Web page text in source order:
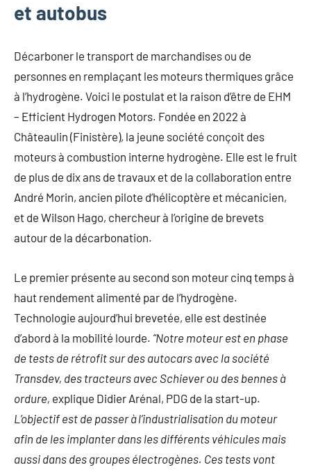
et autobus
Décarboner le transport de marchandises ou de
personnes en remplaçant les moteurs thermiques grâce
à l’hydrogène. Voici le postulat et la raison d’être de EHM
– Efficient Hydrogen Motors. Fondée en 2022 à
Châteaulin (Finistère), la jeune société conçoit des
moteurs à combustion interne hydrogène. Elle est le fruit
de plus de dix ans de travaux et de la collaboration entre
André Morin, ancien pilote d’hélicoptère et mécanicien,
et de Wilson Hago, chercheur à l’origine de brevets
autour de la décarbonation.
Le premier présente au second son moteur cinq temps à
haut rendement alimenté par de l’hydrogène.
Technologie aujourd’hui brevetée, elle est destinée
d’abord à la mobilité lourde. “Notre moteur est en phase
de tests de rétrofit sur des autocars avec la société
Transdev, des tracteurs avec Schiever ou des bennes à
ordure, explique Didier Arénal, PDG de la start-up.
L’objectif est de passer à l’industrialisation du moteur
afin de les implanter dans les différents véhicules mais
aussi dans des groupes électrogènes. Ces tests vont